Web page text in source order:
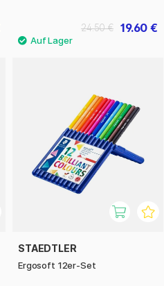
19.60 €
24.50 €
STAEDTLER
Ergosoft 12er-Set